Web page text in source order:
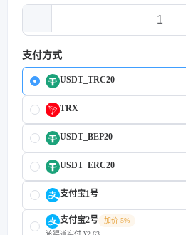
支付方式
USDT_TRC20
TRX
USDT_BEP20
USDT_ERC20
支付宝1号
支付宝2号
加价 5%